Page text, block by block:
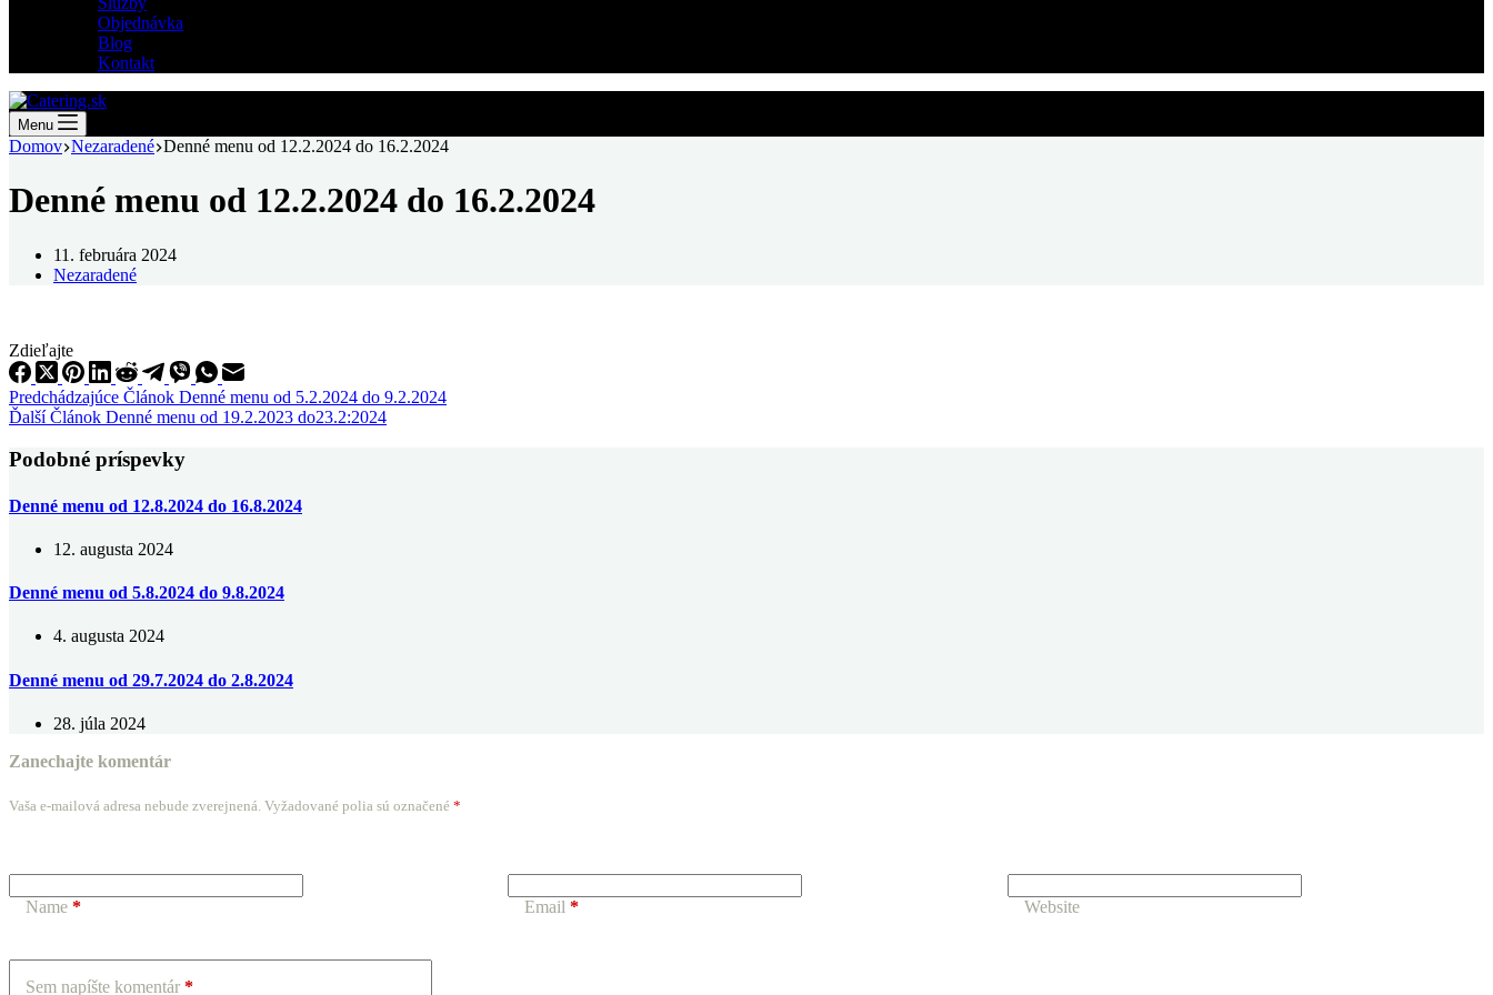
Objednávka
Blog
Kontakt
Menu
Domov Nezaradené Denné menu od 12.2.2024 do 16.2.2024
Denné menu od 12.2.2024 do 16.2.2024
11. februára 2024
Nezaradené
Zdieľajte
Predchádzajúce Článok Denné menu od 5.2.2024 do 9.2.2024
ĎalšíČlánok Denné menu od 19.2.2023 do23.2:2024
Podobné príspevky
Denné menu od 12.8.2024 do 16.8.2024
12. augusta 2024
Denné menu od 5.8.2024 do 9.8.2024
4. augusta 2024
Denné menu od 29.7.2024 do 2.8.2024
28. júla 2024
Zanechajte komentár
Vaša e-mailová adresa nebude zverejnená. Vyžadované polia sú označené *
Name * Email * Website
Sem napíšte komentár *